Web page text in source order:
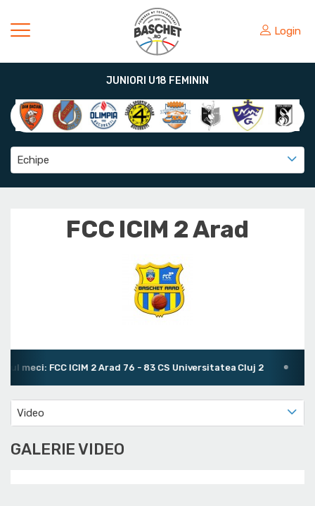
Login
JUNIORI U18 FEMININ
Echipe
FCC ICIM 2 Arad
meci: FCC ICIM 2 Arad 76 - 83 CS Universitatea Cluj 2
Video
GALERIE VIDEO